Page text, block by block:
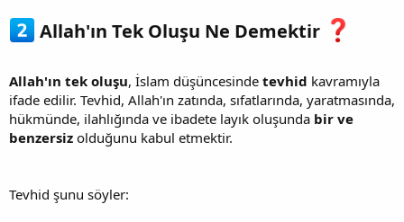
Allah'ın Tek Oluşu Ne Demektir
Allah'ın tek oluşu, İslam düşüncesinde tevhid kavramıyla
ifade edilir. Tevhid, Allah'ın zatında, sıfatlarında, yaratmasında,
hükmünde, ilahlığında ve ibadete layık oluşunda bir ve
benzersiz olduğunu kabul etmektir.
Tevhid şunu söyler: